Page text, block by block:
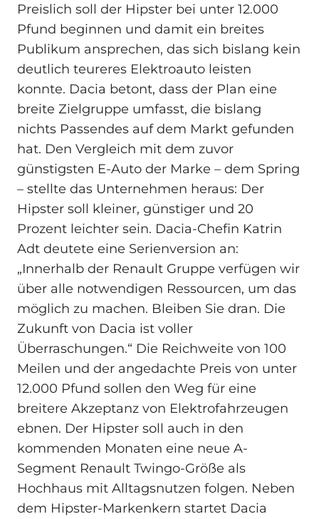
Preislich soll der Hipster bei unter 12.000
Pfund beginnen und damit ein breites
Publikum ansprechen, das sich bislang kein
deutlich teureres Elektroauto leisten
konnte. Dacia betont, dass der Plan eine
breite Zielgruppe umfasst, die bislang
nichts Passendes auf dem Markt gefunden
hat. Den Vergleich mit dem zuvor
günstigsten E‑Auto der Marke – dem Spring
– stellte das Unternehmen heraus: Der
Hipster soll kleiner, günstiger und 20
Prozent leichter sein. Dacia-Chefin Katrin
Adt deutete eine Serienversion an:
„Innerhalb der Renault Gruppe verfügen wir
über alle notwendigen Ressourcen, um das
möglich zu machen. Bleiben Sie dran. Die
Zukunft von Dacia ist voller
Überraschungen.“ Die Reichweite von 100
Meilen und der angedachte Preis von unter
12.000 Pfund sollen den Weg für eine
breitere Akzeptanz von Elektrofahrzeugen
ebnen. Der Hipster soll auch in den
kommenden Monaten eine neue A-
Segment Renault Twingo‑Größe als
Hochhaus mit Alltagsnutzen folgen. Neben
dem Hipster-Markenkern startet Dacia